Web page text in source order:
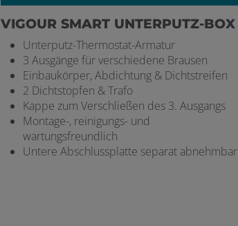
VIGOUR SMART UNTERPUTZ-BOX
Unterputz-Thermostat-Armatur
3 Ausgänge für verschiedene Brausen
Einbaukörper, Abdichtung & Dichtstreifen
2 Dichtstopfen & Trafo
Kappe zum Verschließen des 3. Ausgangs
Montage-, reinigungs- und
wartungsfreundlich
Untere Abschlussplatte separat abnehmbar